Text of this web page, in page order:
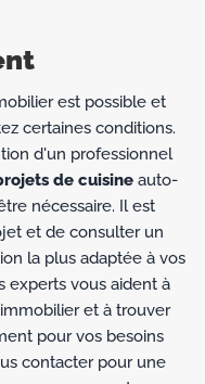
est possible et
certaines conditions.
d'un professionnel
de cuisine auto-
nécessaire. Il est
et de consulter un
la plus adaptée à vos
experts vous aident à
et à trouver
pour vos besoins
contacter pour une